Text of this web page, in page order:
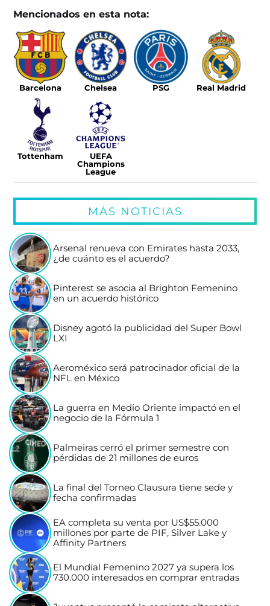
Mencionados en esta nota:
Barcelona Chelsea PSG Real Madrid
Tottenham
UEFA
Champions
League
MÁS NOTICIAS
Arsenal renueva con Emirates hasta 2033,
¿de cuánto es el acuerdo?
Pinterest se asocia al Brighton Femenino
en un acuerdo histórico
Disney agotó la publicidad del Super Bowl
LXI
Aeroméxico será patrocinador oficial de la
NFL en México
La guerra en Medio Oriente impactó en el
negocio de la Fórmula 1
Palmeiras cerró el primer semestre con
pérdidas de 21 millones de euros
La final del Torneo Clausura tiene sede y
fecha confirmadas
EA completa su venta por US$55.000
millones por parte de PIF, Silver Lake y
Affinity Partners
El Mundial Femenino 2027 ya supera los
730.000 interesados en comprar entradas